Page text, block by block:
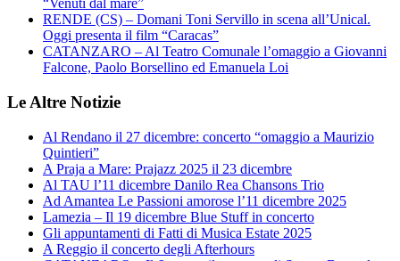
“Venuti dal mare”
RENDE (CS) – Domani Toni Servillo in scena all’Unical.
Oggi presenta il film “Caracas”
CATANZARO – Al Teatro Comunale l’omaggio a Giovanni
Falcone, Paolo Borsellino ed Emanuela Loi
Le Altre Notizie
Al Rendano il 27 dicembre: concerto “omaggio a Maurizio
Quintieri”
A Praja a Mare: Prajazz 2025 il 23 dicembre
Al TAU l’11 dicembre Danilo Rea Chansons Trio
Ad Amantea Le Passioni amorose l’11 dicembre 2025
Lamezia – Il 19 dicembre Blue Stuff in concerto
Gli appuntamenti di Fatti di Musica Estate 2025
A Reggio il concerto degli Afterhours